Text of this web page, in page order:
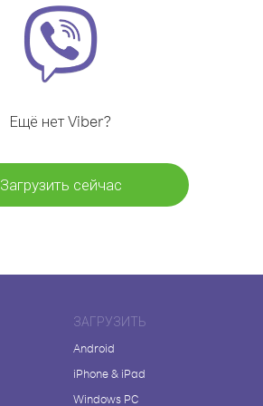
Ещё нет Viber?
Загрузить сейчас
ЗАГРУЗИТЬ
Android
iPhone & iPad
Windows PC